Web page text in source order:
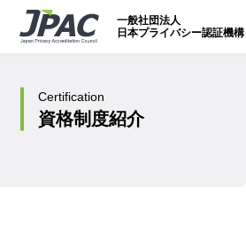
一般社団法人
日本プライバシー認証機構
Certification
資格制度紹介